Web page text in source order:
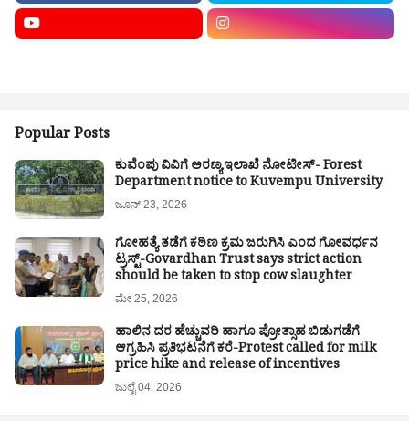
Popular Posts
ಕುವೆಂಪು ವಿವಿಗೆ ಅರಣ್ಯ ಇಲಾಖೆ ನೋಟೀಸ್- Forest
Department notice to Kuvempu University
ಜೂನ್ 23, 2026
ಗೋಹತ್ಯೆ ತಡೆಗೆ ಕಠಿಣ ಕ್ರಮ ಜರುಗಿಸಿ ಎಂದ ಗೋವರ್ಧನ
ಟ್ರಸ್ಟ್-Govardhan Trust says strict action
should be taken to stop cow slaughter
ಮೇ 25, 2026
ಹಾಲಿನ ದರ ಹೆಚ್ಚುವರಿ ಹಾಗೂ ಪ್ರೋತ್ಸಾಹ ಬಿಡುಗಡೆಗೆ
ಆಗ್ರಹಿಸಿ ಪ್ರತಿಭಟನೆಗೆ ಕರೆ-Protest called for milk
price hike and release of incentives
ಜುಲೈ 04, 2026